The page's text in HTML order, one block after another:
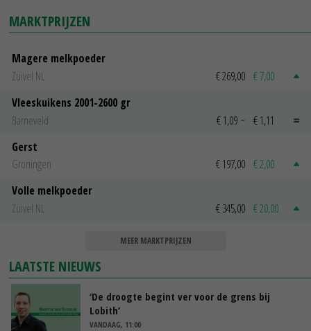
MARKTPRIJZEN
Magere melkpoeder
Zuivel NL
€ 269,00 € 7,00
Vleeskuikens 2001-2600 gr
Barneveld
€ 1,09 ~ € 1,11
Gerst
Groningen
€ 197,00 € 2,00
Volle melkpoeder
Zuivel NL
€ 345,00 € 20,00
MEER MARKTPRIJZEN
LAATSTE NIEUWS
‘De droogte begint ver voor de grens bij
Lobith’
VANDAAG, 11:00